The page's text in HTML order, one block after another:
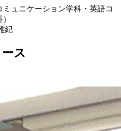
ュニケーション学科・英語コ
紀
ス